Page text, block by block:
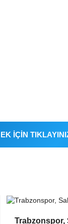
İÇİN
Trabzonspor,